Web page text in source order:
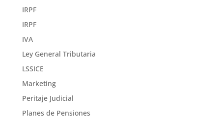
IRPF
IRPF
IVA
Ley General Tributaria
LSSICE
Marketing
Peritaje Judicial
Planes de Pensiones